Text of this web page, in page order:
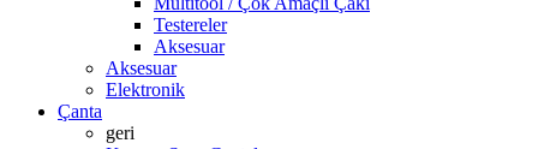
Testereler
Aksesuar
Aksesuar
Elektronik
Çanta
geri